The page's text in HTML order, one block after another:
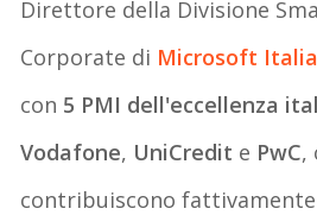
Direttore della Divisione
Corporate di Microsoft Italia
con 5 PMI dell'eccellenza
Vodafone, UniCredit e PwC,
contribuiscono